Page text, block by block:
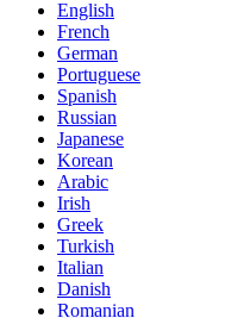
English
French
German
Portuguese
Spanish
Russian
Japanese
Korean
Arabic
Irish
Greek
Turkish
Italian
Danish
Romanian